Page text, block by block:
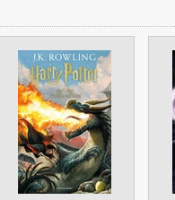
МАНДРІВЕЦЬ